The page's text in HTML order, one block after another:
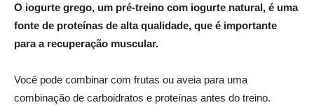
O iogurte grego, um pré-treino com iogurte natural, é uma
fonte de proteínas de alta qualidade, que é importante
para a recuperação muscular.
Você pode combinar com frutas ou aveia para uma
combinação de carboidratos e proteínas antes do treino.